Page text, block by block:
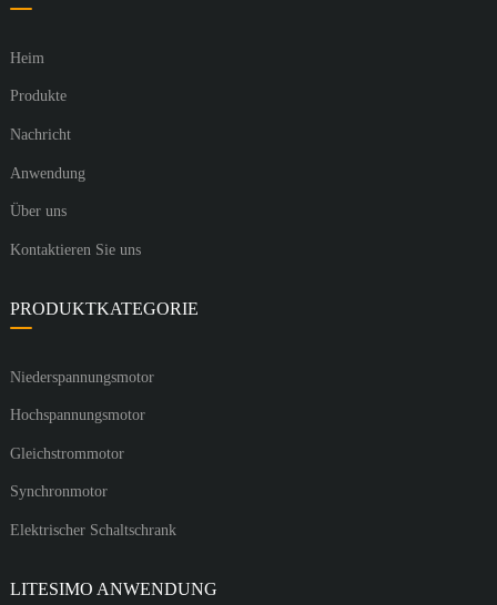
Heim
Produkte
Nachricht
Anwendung
Über uns
Kontaktieren Sie uns
PRODUKTKATEGORIE
Niederspannungsmotor
Hochspannungsmotor
Gleichstrommotor
Synchronmotor
Elektrischer Schaltschrank
LITESIMO ANWENDUNG